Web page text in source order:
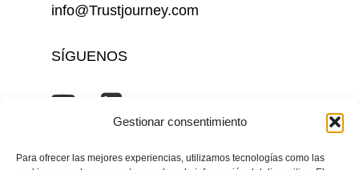
Gestionar consentimiento
Para ofrecer las mejores experiencias, utilizamos tecnologías como las
info@Trustjourney.com
SÍGUENOS